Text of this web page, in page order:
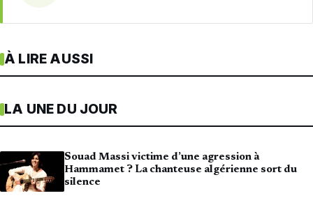
À LIRE AUSSI
LA UNE DU JOUR
Souad Massi victime d’une agression à
Hammamet ? La chanteuse algérienne sort du
silence